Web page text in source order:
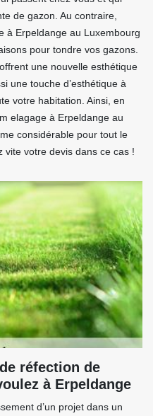
de gazon. Au contraire,
à Erpeldange au Luxembourg
pour tondre vos gazons.
une nouvelle esthétique
une touche d’esthétique à
votre habitation. Ainsi, en
elagage à Erpeldange au
considérable pour tout le
vite votre devis dans ce cas !
réfection de
à Erpeldange
d’un projet dans un